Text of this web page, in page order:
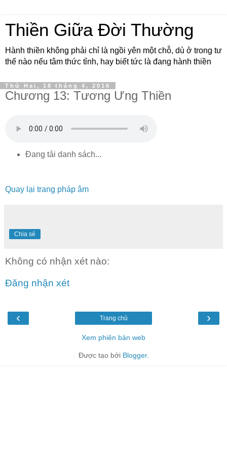
Thiền Giữa Đời Thường
Hành thiền không phải chỉ là ngồi yên một chỗ, dù ở trong tư
thế nào nếu tâm thức tỉnh, hay biết tức là đang hành thiền
Thứ Hai, 18 tháng 4, 2016
Chương 13: Tương Ưng Thiền
Đang tải danh sách...
Quay lại trang pháp âm
Chia sẻ
Không có nhận xét nào:
Đăng nhận xét
‹ ›
Trang chủ
Xem phiên bản web
Được tạo bởi Blogger.